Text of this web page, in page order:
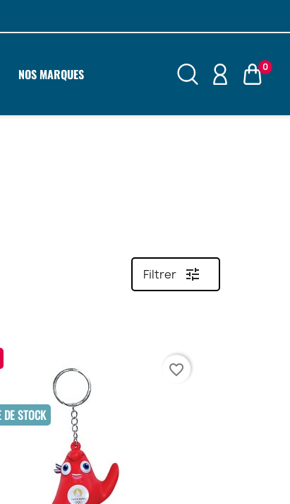
NOS MARQUES 0
Filtrer tune
DE STOCK
favorite_border